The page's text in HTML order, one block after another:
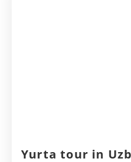
Yurta tour in